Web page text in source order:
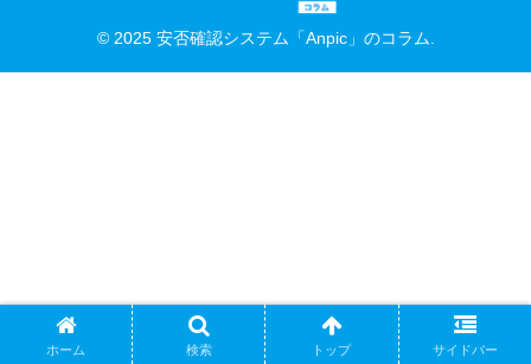
© 2025 安否確認システム「Anpic」のコラム.
ホーム 検索 トップ サイドバー